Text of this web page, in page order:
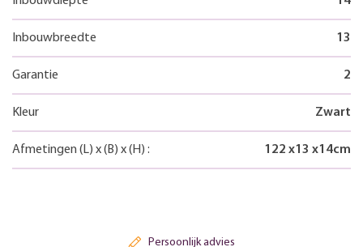
Inbouwbreedte 13
Garantie 2
Kleur Zwart
Afmetingen (L) x(B) x(H) : 122 x13 x14cm
Persoonlijk advies